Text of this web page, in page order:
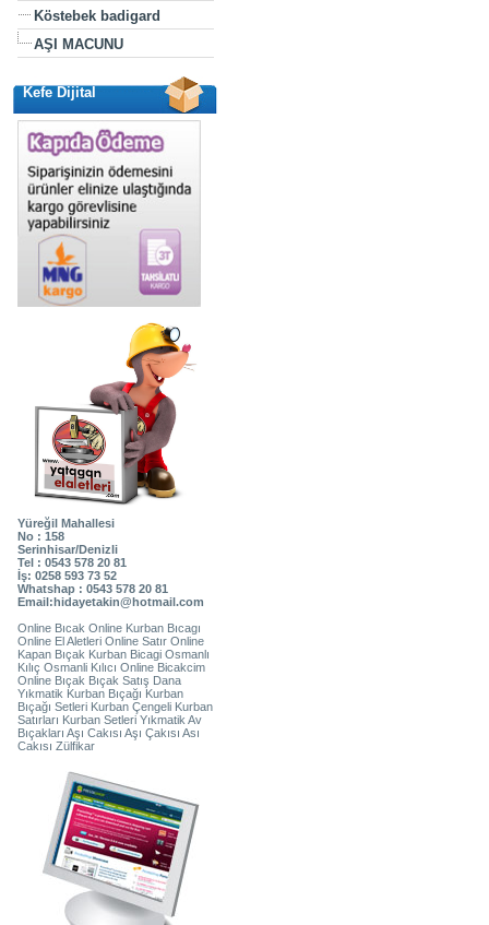
Köstebek badigard
AŞI MACUNU
Kefe Dijital
Yüreğil Mahallesi
No : 158
Serinhisar/Denizli
Tel : 0543 578 20 81
İş: 0258 593 73 52
Whatshap : 0543 578 20 81
Email:hidayetakin@hotmail.com
Online Bıcak Online Kurban Bıcagı
Online El Aletleri Online Satır Online
Kapan Bıçak Kurban Bicagi Osmanlı
Kılıç Osmanli Kılıcı Online Bicakcim
Online Bıçak Bıçak Satış Dana
Yıkmatik Kurban Bıçağı Kurban
Bıçağı Setleri Kurban Çengeli Kurban
Satırları Kurban Setleri Yıkmatik Av
Bıçakları Aşı Cakısı Aşı Çakısı Ası
Cakısı Zülfikar